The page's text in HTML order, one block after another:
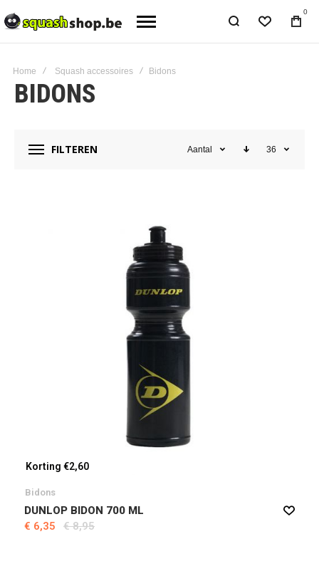
0
Home Squash accessoires Bidons
BIDONS
FILTEREN Aantal 36
Korting €2,60
Bidons
DUNLOP BIDON 700 ML
€ 6,35
€ 8,95